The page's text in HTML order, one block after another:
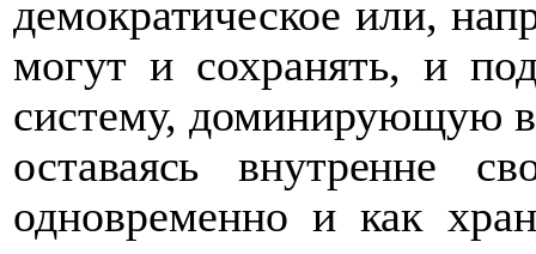
демократическое или,
могут и сохранять, и
систему, доминирующую
оставаясь внутренне
одновременно и как